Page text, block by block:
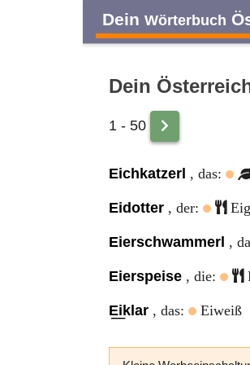
Dein Wörterbuch
B
Dein
1 - 50
Eichkatzerl , das:
Eidotter , der:
Eierschwammerl ,
Eierspeise , die:
E͟iklar , das: Eiweiß